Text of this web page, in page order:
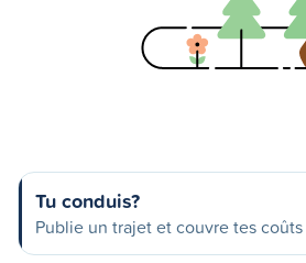
Tu conduis?
Publie un trajet et couvre tes